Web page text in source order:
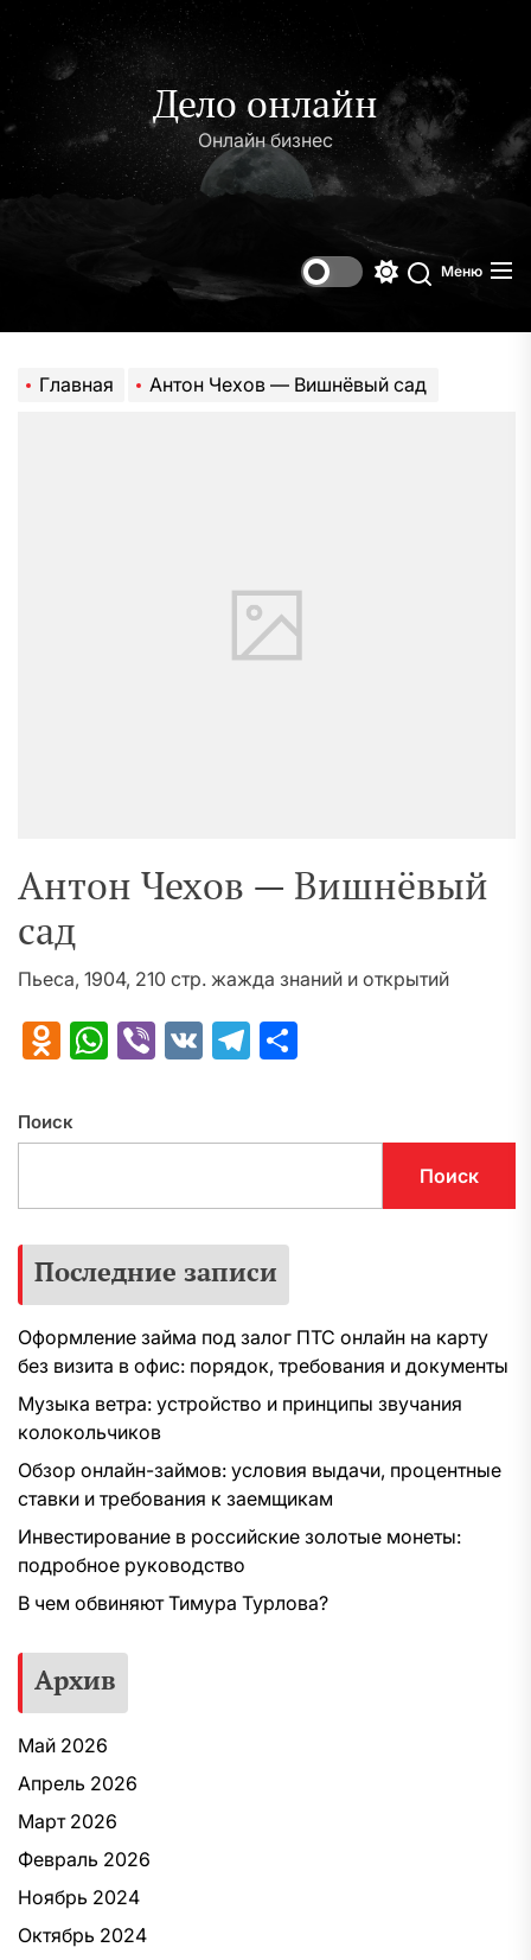
содержимому
Дело онлайн
Онлайн бизнес
Поиск
Меню
Главная Антон Чехов — Вишнёвый сад
Антон Чехов — Вишнёвый
сад
Пьеса, 1904, 210 стр. жажда знаний и открытий
Odnoklassniki
WhatsApp
Viber
VK Telegram
Поиск
Поиск
Последние записи
Оформление займа под залог ПТС онлайн на карту
без визита в офис: порядок, требования и документы
Музыка ветра: устройство и принципы звучания
колокольчиков
Обзор онлайн-займов: условия выдачи, процентные
ставки и требования к заемщикам
Инвестирование в российские золотые монеты:
подробное руководство
В чем обвиняют Тимура Турлова?
Архив
Май 2026
Апрель 2026
Март 2026
Февраль 2026
Ноябрь 2024
Октябрь 2024